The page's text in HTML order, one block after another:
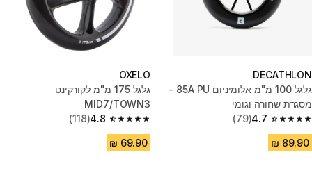
DECATHLON
גלגל 100 מ"מ אלומיניום PU ‏85A -
מסגרת שחורה וגומי
4.7
4.7 out of 5 stars from 79 reviews
(79)
OXELO
גלגל 175 מ"מ לקורקינט
MID7/TOWN3
4.8
4.8 out of 5 stars from 118 reviews
(118)